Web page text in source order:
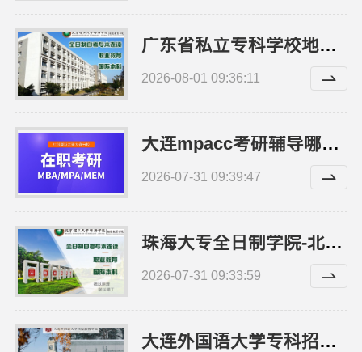
广东省私立专科学校地址-北京理工大学珠海学院继续教育学院
2026-08-01 09:36:11
大连mpacc考研辅导哪家专业 社科赛斯考研专业辅导机构
2026-07-31 09:39:47
珠海大专全日制学院-北京理工大学珠海学院继教院
2026-07-31 09:33:59
大连外国语大学专科招生办线上咨询